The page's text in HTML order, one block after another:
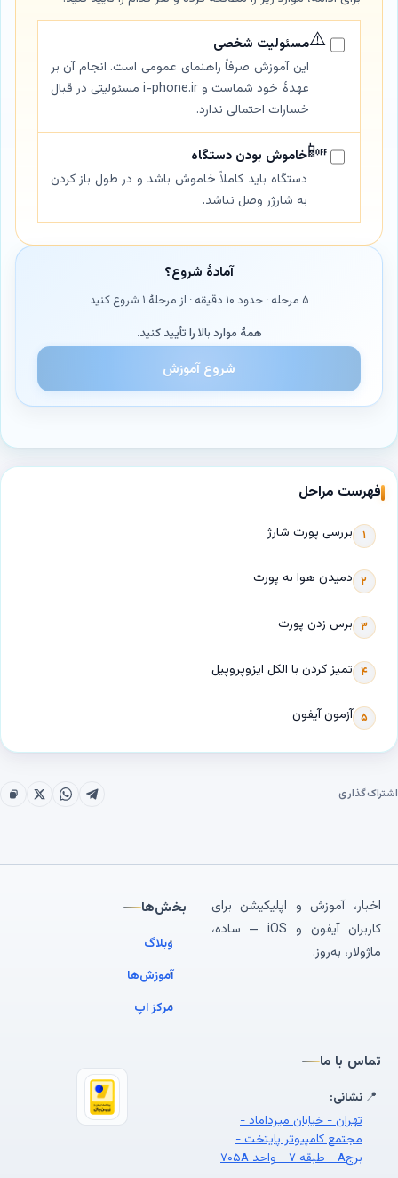
⚠️مسئولیت شخصی
این آموزش صرفاً راهنمای عمومی است. انجام آن بر
عهدهٔ خود شماست و i-phone.ir مسئولیتی در قبال
خسارات احتمالی ندارد.
📴خاموش بودن دستگاه
دستگاه باید کاملاً خاموش باشد و در طول باز کردن
به شارژر وصل نباشد.
آمادهٔ شروع؟
۵ مرحله · حدود ۱۰ دقیقه · از مرحلهٔ ۱ شروع کنید
همهٔ موارد بالا را تأیید کنید.
شروع آموزش
فهرست مراحل
۱ بررسی پورت شارژ
۲ دمیدن هوا به پورت
۳ برس زدن پورت
۴ تمیز کردن با الکل ایزوپروپیل
۵ آزمون آیفون
اشتراک‌گذاری
اخبار، آموزش و اپلیکیشن برای
کاربران آیفون و iOS — ساده،
ماژولار، به‌روز.
بخش‌ها
وبلاگ
آموزش‌ها
مرکز اپ
تماس با ما
📍 نشانی:
تهران - خیابان میرداماد -
مجتمع کامپیوتر پایتخت -
برجA - طبقه ۷ - واحد ۷۰۵A